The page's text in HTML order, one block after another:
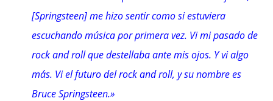
[Springsteen] me hizo sentir como si estuviera
escuchando música por primera vez. Vi mi pasado de
rock and roll que destellaba ante mis ojos. Y vi algo
más. Vi el futuro del rock and roll, y su nombre es
Bruce Springsteen.»